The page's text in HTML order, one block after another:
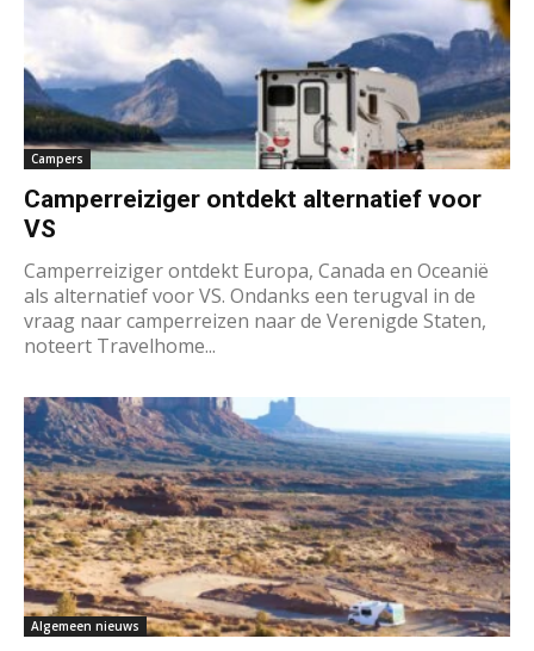
Campers
Camperreiziger ontdekt alternatief voor
VS
Camperreiziger ontdekt Europa, Canada en Oceanië
als alternatief voor VS. Ondanks een terugval in de
vraag naar camperreizen naar de Verenigde Staten,
noteert Travelhome...
Algemeen nieuws